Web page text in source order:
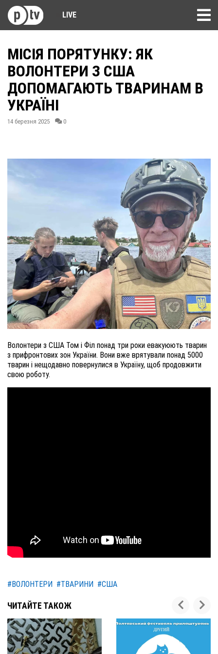
LIVE
МІСІЯ ПОРЯТУНКУ: ЯК
ВОЛОНТЕРИ З США
ДОПОМАГАЮТЬ ТВАРИНАМ В
УКРАЇНІ
14 березня 2025 0
Волонтери з США Том і Філ понад три роки евакуюють тварин
з прифронтових зон України. Вони вже врятували понад 5000
тварин і нещодавно повернулися в Україну, щоб продовжити
свою роботу.
#ВОЛОНТЕРИ #ТВАРИНИ #США
ЧИТАЙТЕ ТАКОЖ